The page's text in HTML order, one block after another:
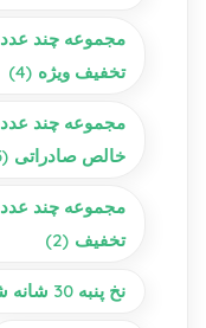
مجموعه چند
تخفیف ویژه (4)
مجموعه چند
خالص صادراتی (5)
مجموعه چند
تخفیف (2)
نخ پنبه 30 شانه شده الیاف طبیعی